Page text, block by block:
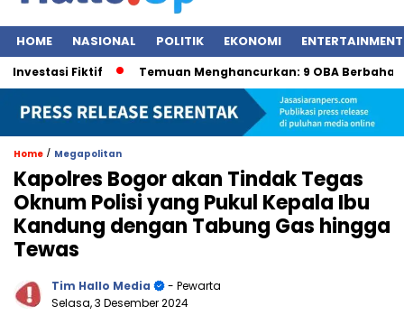
HOME NASIONAL POLITIK EKONOMI ENTERTAINMENT
Fiktif Temuan Menghancurkan: 9 OBA Berbahaya oleh
Home / Megapolitan
Kapolres Bogor akan Tindak Tegas
Oknum Polisi yang Pukul Kepala Ibu
Kandung dengan Tabung Gas hingga
Tewas
Tim Hallo Media
- Pewarta
Selasa, 3 Desember 2024